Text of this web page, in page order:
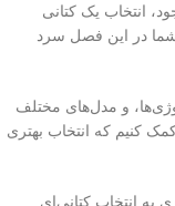
انتخاب یک کتانی
شما در این فصل سرد
و مدل‌های مختلف
کنیم که انتخاب بهتری
به انتخاب کتانی‌ای